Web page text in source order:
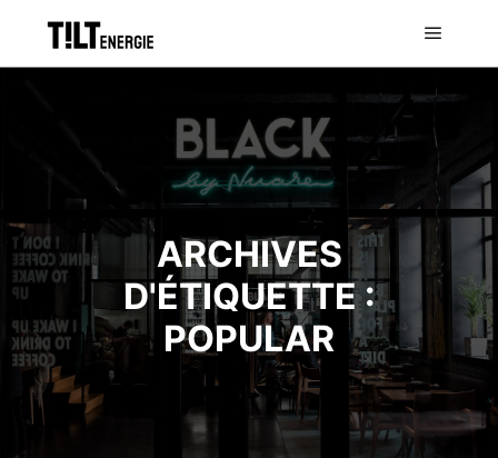
ARCHIVES
D'ÉTIQUETTE :
POPULAR